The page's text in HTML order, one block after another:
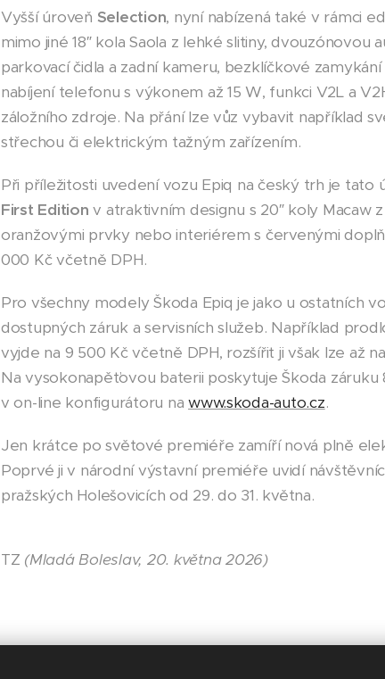
Vyšší úroveň Selection, nyní nabízená také v rámci
mimo jiné 18″ kola Saola z lehké slitiny,
parkovací čidla a zadní kameru, bezklíčkové
nabíjení telefonu s výkonem až 15 W, funkci V2L a
záložního zdroje. Na přání lze vůz vybavit například
střechou či elektrickým tažným zařízením.
Při příležitosti uvedení vozu Epiq na český trh je tato
First Edition v atraktivním designu s 20″ koly Macaw
oranžovými prvky nebo interiérem s červenými
000 Kč včetně DPH.
Pro všechny modely Škoda Epiq je jako u ostatních
dostupných záruk a servisních služeb. Například
vyjde na 9 500 Kč včetně DPH, rozšířit ji však lze až
Na vysokonapěťovou baterii poskytuje Škoda
v on-line konfigurátoru nawww.skoda-auto.cz.
Jen krátce po světové premiéře zamíří nová plně
Poprvé ji v národní výstavní premiéře uvidí
pražských Holešovicích od 29. do 31. května.
TZ (Mladá Boleslav, 20. května 2026)